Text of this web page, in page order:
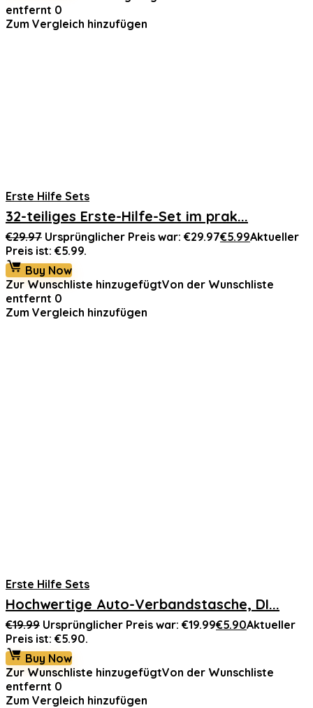
entfernt 0
Zum Vergleich hinzufügen
Erste Hilfe Sets
32-teiliges Erste-Hilfe-Set im prak...
€29.97 Ursprünglicher Preis war: €29.97€5.99Aktueller
Preis ist: €5.99.
Buy Now
Zur Wunschliste hinzugefügtVon der Wunschliste
entfernt 0
Zum Vergleich hinzufügen
Erste Hilfe Sets
Hochwertige Auto-Verbandstasche, DI...
€19.99 Ursprünglicher Preis war: €19.99€5.90Aktueller
Preis ist: €5.90.
Buy Now
Zur Wunschliste hinzugefügtVon der Wunschliste
entfernt 0
Zum Vergleich hinzufügen